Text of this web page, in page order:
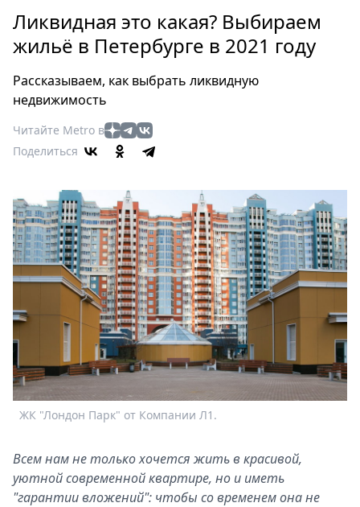
Россия
Мир
Еда
Мода
Театр
Афиша
Книги
Выставки
Пресс-
релизы
Metro
Стримы
Спецпроекты
Звезды
Выборы
Скачай
Metro
Ликвидная это какая? Выбираем
жильё в Петербурге в 2021 году
Рассказываем, как выбрать ликвидную
недвижимость
Читайте Metro в
Поделиться
ЖК "Лондон Парк" от Компании Л1.
Всем нам не только хочется жить в красивой,
уютной современной квартире, но и иметь
"гарантии вложений": чтобы со временем она не